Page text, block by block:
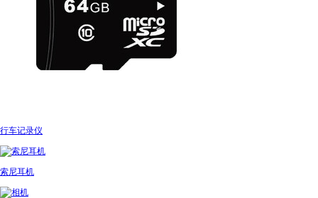
行车记录仪
索尼耳机